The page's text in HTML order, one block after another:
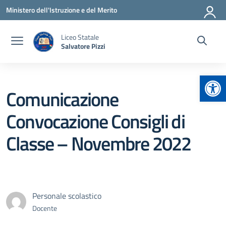
Vai ai contenuti
Vai al menu di navigazione
Vai al footer
Ministero dell'Istruzione e del Merito
Liceo Statale
Salvatore Pizzi
Comunicazione
Convocazione Consigli di
Classe – Novembre 2022
Personale scolastico
Docente